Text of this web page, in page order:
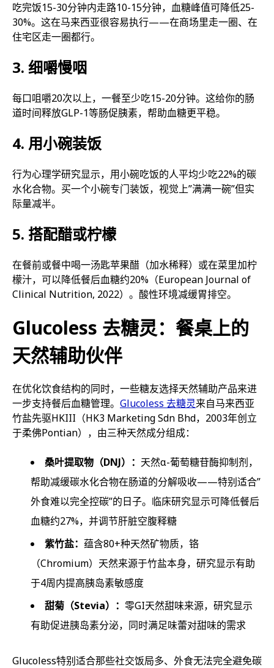
吃完饭15-30分钟内走路10-15分钟，血糖峰值可降低25-
30%。这在马来西亚很容易执行——在商场里走一圈、在
住宅区走一圈都行。
3. 细嚼慢咽
每口咀嚼20次以上，一餐至少吃15-20分钟。这给你的肠
道时间释放GLP-1等肠促胰素，帮助血糖更平稳。
4. 用小碗装饭
行为心理学研究显示，用小碗吃饭的人平均少吃22%的碳
水化合物。买一个小碗专门装饭，视觉上”满满一碗”但实
际量减半。
5. 搭配醋或柠檬
在餐前或餐中喝一汤匙苹果醋（加水稀释）或在菜里加柠
檬汁，可以降低餐后血糖约20%（European Journal of
Clinical Nutrition, 2022）。酸性环境减缓胃排空。
Glucoless 去糖灵：餐桌上的
天然辅助伙伴
在优化饮食结构的同时，一些糖友选择天然辅助产品来进
一步支持餐后血糖管理。 Glucoless 去糖灵来自马来西亚
竹盐先驱HKIII（HK3 Marketing Sdn Bhd，2003年创立
于柔佛Pontian），由三种天然成分组成：
桑叶提取物（DNJ）： 天然α-葡萄糖苷酶抑制剂，
帮助减缓碳水化合物在肠道的分解吸收——特别适合”
外食难以完全控碳”的日子。临床研究显示可降低餐后
血糖约27%，并调节肝脏空腹释糖
紫竹盐： 蕴含80+种天然矿物质，铬
（Chromium）天然来源于竹盐本身，研究显示有助
于4周内提高胰岛素敏感度
甜菊（Stevia）： 零GI天然甜味来源，研究显示
有助促进胰岛素分泌，同时满足味蕾对甜味的需求
Glucoless特别适合那些社交饭局多、外食无法完全避免碳